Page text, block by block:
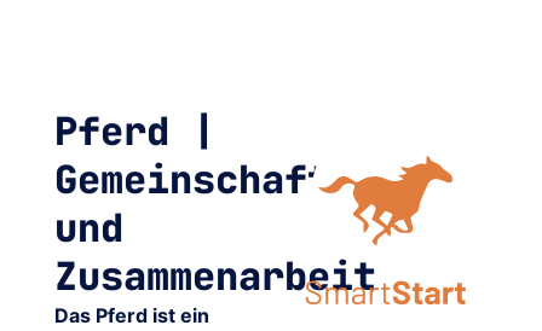
Pferd |
Gemeinschaft
und
Zusammenarbeit
Das Pferd ist ein